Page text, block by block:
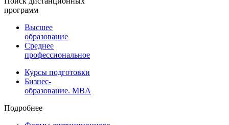
программ
Высшее
образование
Среднее
профессиональное
Курсы подготовки
Бизнес-
образование. MBA
Подробнее